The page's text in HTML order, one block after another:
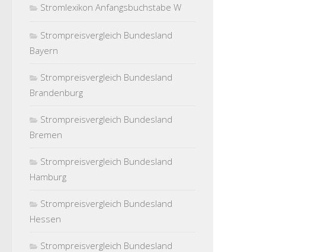
Stromlexikon Anfangsbuchstabe W
Strompreisvergleich Bundesland
Bayern
Strompreisvergleich Bundesland
Brandenburg
Strompreisvergleich Bundesland
Bremen
Strompreisvergleich Bundesland
Hamburg
Strompreisvergleich Bundesland
Hessen
Strompreisvergleich Bundesland